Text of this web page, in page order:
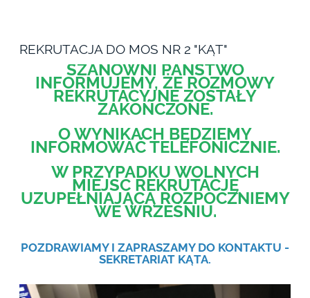
REKRUTACJA DO MOS NR 2 "KĄT"
SZANOWNI PAŃSTWO
INFORMUJEMY, ŻE ROZMOWY
REKRUTACYJNE ZOSTAŁY
ZAKOŃCZONE.
O WYNIKACH BĘDZIEMY
INFORMOWAĆ TELEFONICZNIE.
W PRZYPADKU WOLNYCH
MIEJSC REKRUTACJĘ
UZUPEŁNIAJĄCĄ ROZPOCZNIEMY
WE WRZEŚNIU.
POZDRAWIAMY I ZAPRASZAMY DO KONTAKTU -
SEKRETARIAT KĄTA.